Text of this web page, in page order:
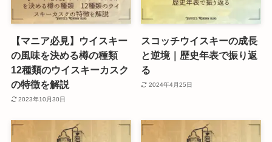
【マニア必見】ウイスキー
の風味を決める樽の種類
12種類のウイスキーカスク
の特徴を解説
2023年10月30日
スコッチウイスキーの成長
と逆境｜歴史年表で振り返
る
2024年4月25日